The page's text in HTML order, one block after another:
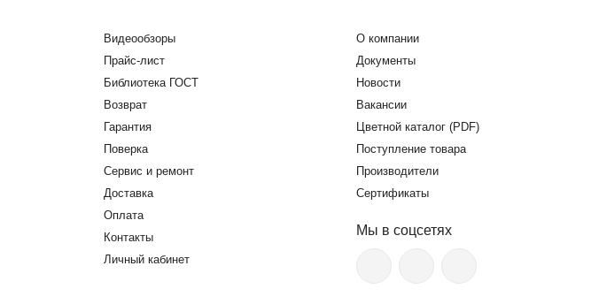
Видеообзоры
Прайс-лист
Библиотека ГОСТ
Возврат
Гарантия
Поверка
Сервис и ремонт
Доставка
Оплата
Контакты
Личный кабинет
О компании
Документы
Новости
Вакансии
Цветной каталог (PDF)
Поступление товара
Производители
Сертификаты
Мы в соцсетях